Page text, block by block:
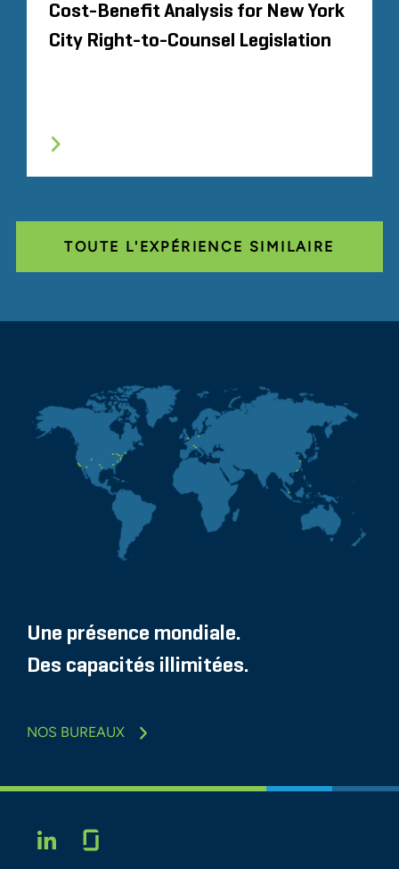
Cost-Benefit Analysis for New York
City Right-to-Counsel Legislation
TOUTE L'EXPÉRIENCE SIMILAIRE
Une présence mondiale.
Des capacités illimitées.
NOS BUREAUX
LINKEDIN